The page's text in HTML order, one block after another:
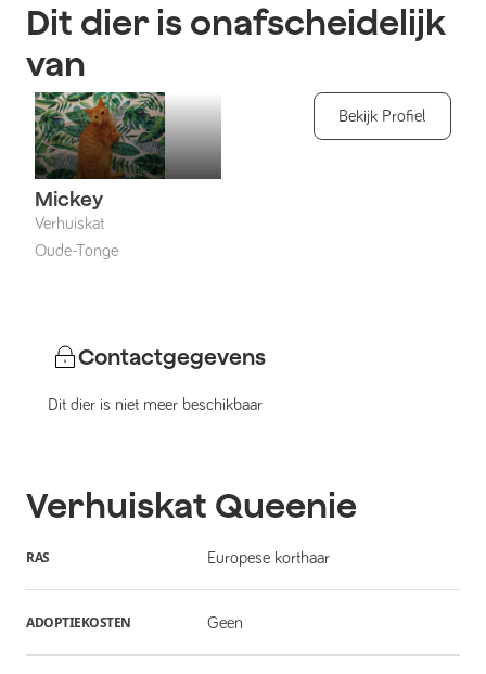
Dit dier is onafscheidelijk
van
Mickey
Verhuiskat
Oude-Tonge
Bekijk Profiel
Contactgegevens
Dit dier is niet meer beschikbaar
Verhuiskat Queenie
RAS Europese korthaar
ADOPTIEKOSTEN Geen